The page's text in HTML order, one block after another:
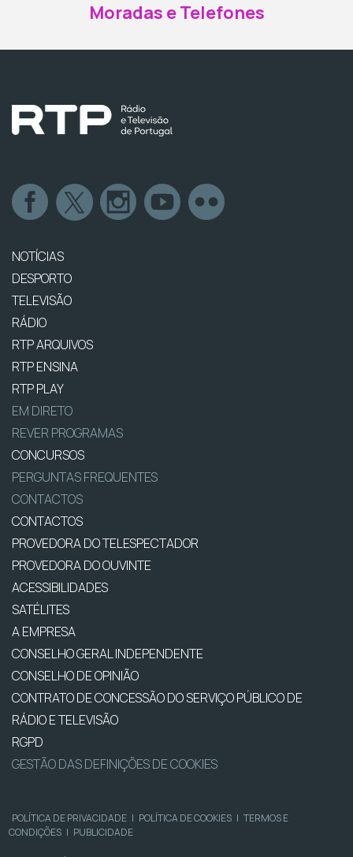
Moradas e Telefones
NOTÍCIAS
DESPORTO
TELEVISÃO
RÁDIO
RTP ARQUIVOS
RTP ENSINA
RTP PLAY
EM DIRETO
REVER PROGRAMAS
CONCURSOS
PERGUNTAS FREQUENTES
CONTACTOS
CONTACTOS
PROVEDORA DO TELESPECTADOR
PROVEDORA DO OUVINTE
ACESSIBILIDADES
SATÉLITES
A EMPRESA
CONSELHO GERAL INDEPENDENTE
CONSELHO DE OPINIÃO
CONTRATO DE CONCESSÃO DO SERVIÇO PÚBLICO DE
RÁDIO E TELEVISÃO
RGPD
GESTÃO DAS DEFINIÇÕES DE COOKIES
POLÍTICA DE PRIVACIDADE | POLÍTICA DE COOKIES | TERMOS E
CONDIÇÕES | PUBLICIDADE